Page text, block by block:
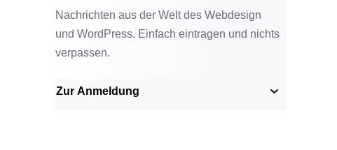
Nachrichten aus der Welt des Webdesign
und WordPress. Einfach eintragen und nichts
verpassen.
Zur Anmeldung